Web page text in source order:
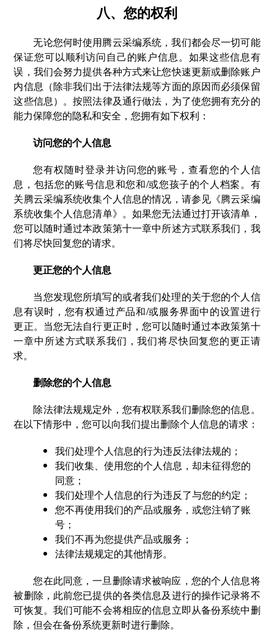
八、您的权利
无论您何时使用腾云采编系统，我们都会尽一切可能
保证您可以顺利访问自己的账户信息。如果这些信息有
误，我们会努力提供各种方式来让您快速更新或删除账户
内信息（除非我们出于法律法规等方面的原因而必须保留
这些信息）。按照法律及通行做法，为了使您拥有充分的
能力保障您的隐私和安全，您拥有如下权利：
访问您的个人信息
您有权随时登录并访问您的账号，查看您的个人信
息，包括您的账号信息和您和/或您孩子的个人档案。有
关腾云采编系统收集个人信息的情况，请参见《腾云采编
系统收集个人信息清单》。如果您无法通过打开该清单，
您可以随时通过本政策第十一章中所述方式联系我们，我
们将尽快回复您的请求。
更正您的个人信息
当您发现您所填写的或者我们处理的关于您的个人信
息有误时，您有权通过产品和/或服务界面中的设置进行
更正。当您无法自行更正时，您可以随时通过本政策第十
一章中所述方式联系我们，我们将尽快回复您的更正请
求。
删除您的个人信息
除法律法规规定外，您有权联系我们删除您的信息。
在以下情形中，您可以向我们提出删除个人信息的请求：
我们处理个人信息的行为违反法律法规的；
我们收集、使用您的个人信息，却未征得您的
同意；
我们处理个人信息的行为违反了与您的约定；
您不再使用我们的产品或服务，或您注销了账
号；
我们不再为您提供产品或服务；
法律法规规定的其他情形。
您在此同意，一旦删除请求被响应，您的个人信息将
被删除，此前您已提供的各类信息及进行的操作记录将不
可恢复。我们可能不会将相应的信息立即从备份系统中删
除，但会在备份系统更新时进行删除。